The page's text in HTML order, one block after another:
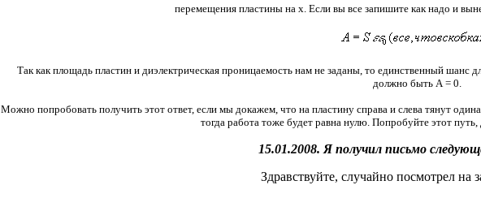
перемещения пластины на х. Если вы все запишите как надо и
Так как площадь пластин и диэлектрическая проницаемость нам не заданы, то единственный шанс
должно быть А = 0.
Можно попробовать получить этот ответ, если мы докажем, что на пластину справа и слева тянут
тогда работа тоже будет равна нулю. Попробуйте этот
15.01.2008. Я получил письмо
Здравствуйте, случайно посмотрел на